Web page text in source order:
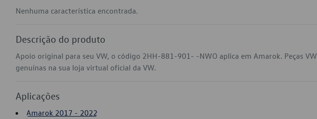
Nenhuma característica encontrada.
Descrição do produto
Apoio original para seu VW, o código 2HH-881-901- -NWO aplica em Amarok. Peças VW
genuínas na sua loja virtual oficial da VW.
Aplicações
Amarok 2017 - 2022